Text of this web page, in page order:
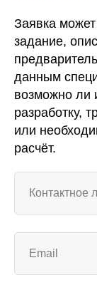
Заявка
задание,
данным
возможно ли
разработку,
или
расчёт.